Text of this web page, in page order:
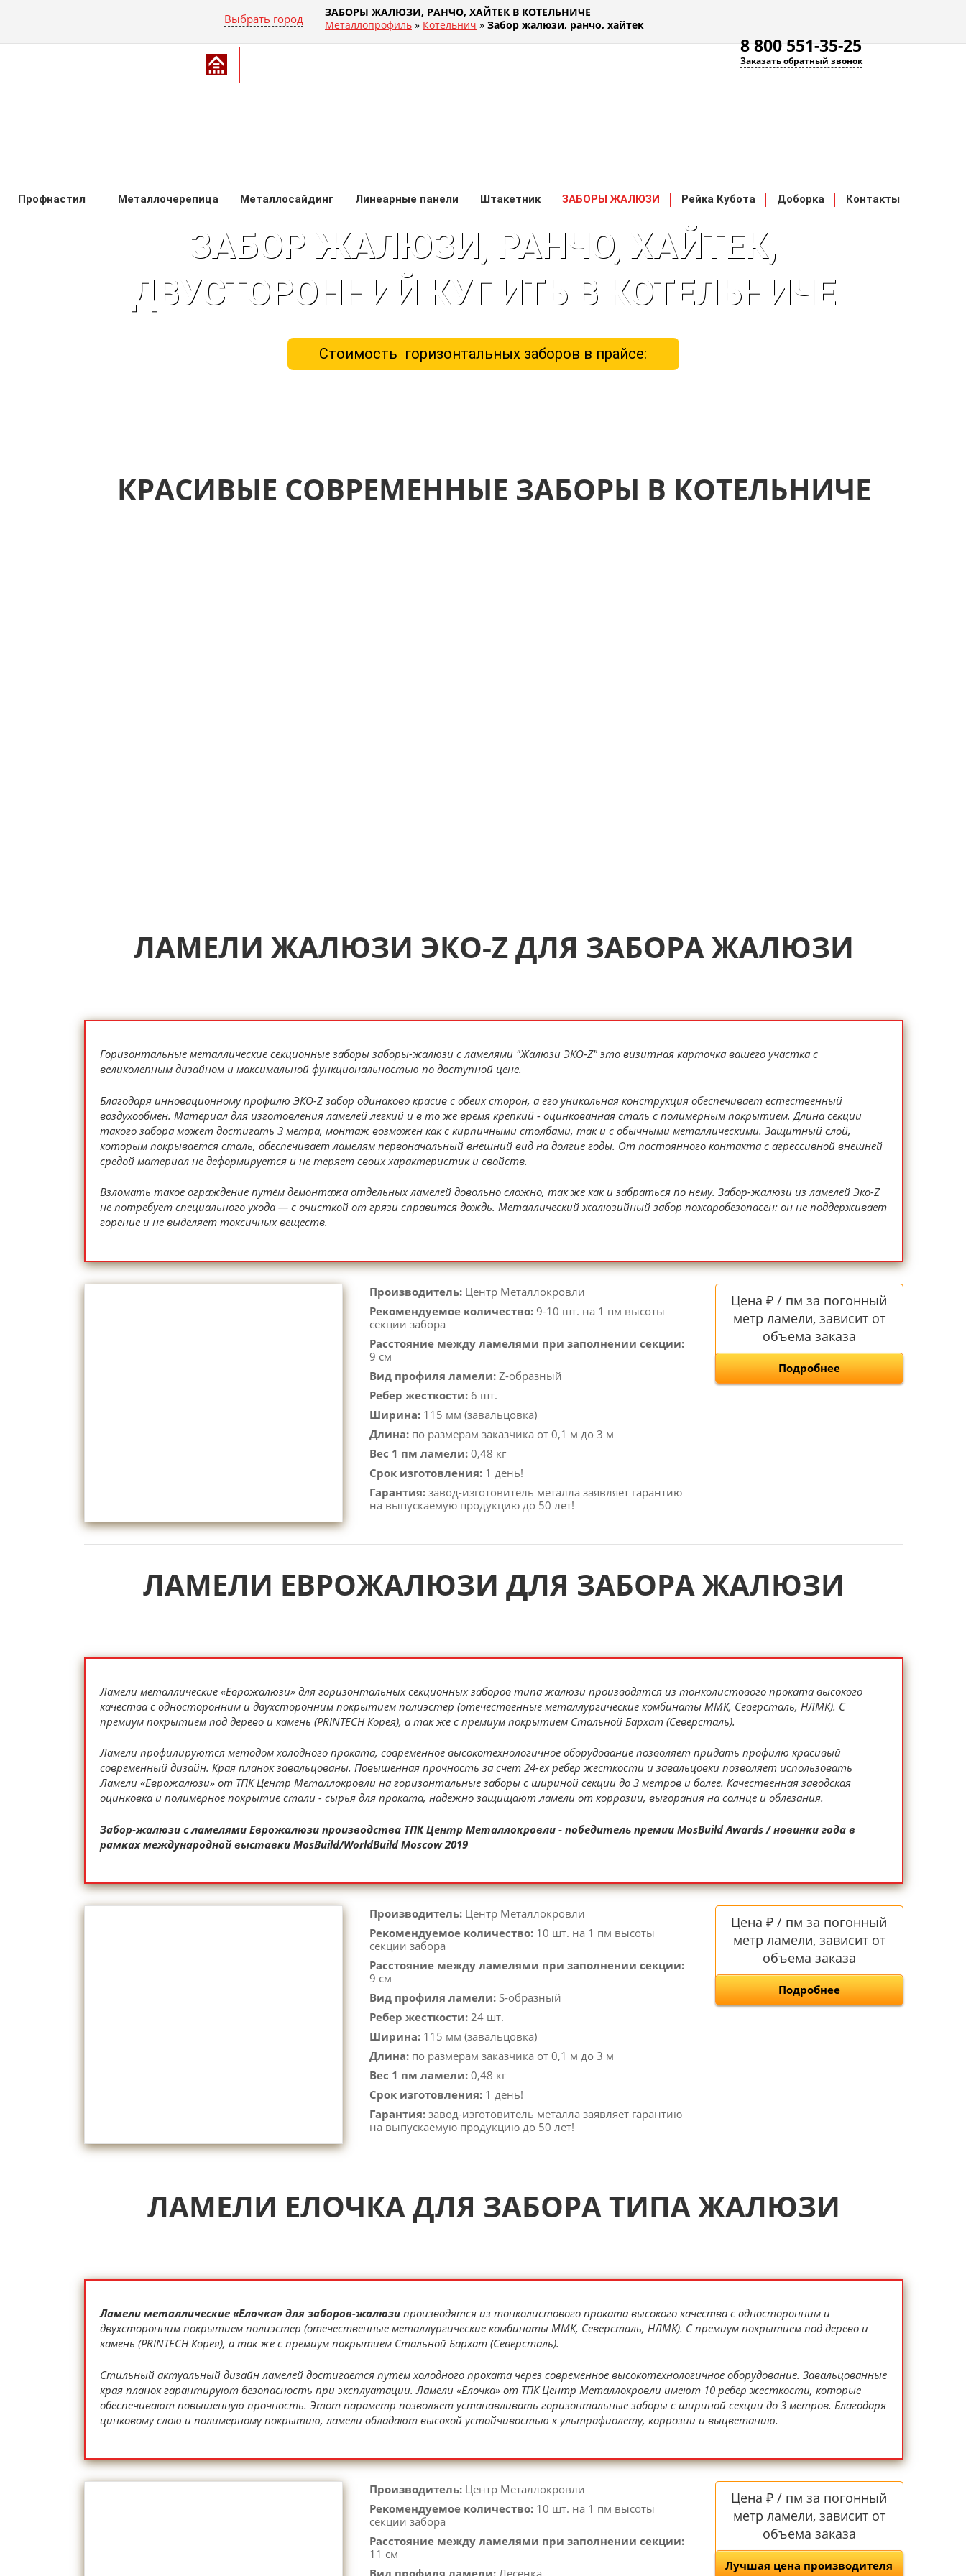
Выбрать город
ЗАБОРЫ ЖАЛЮЗИ, РАНЧО, ХАЙТЕК В КОТЕЛЬНИЧЕ
Металлопрофиль » Котельнич » Забор жалюзи, ранчо, хайтек
8 800 551-35-25
Заказать обратный звонок
Профнастил Металлочерепица Металлосайдинг Линеарные панели Штакетник ЗАБОРЫ ЖАЛЮЗИ Рейка Кубота Доборка Контакты
ЗАБОР ЖАЛЮЗИ, РАНЧО, ХАЙТЕК,
ДВУСТОРОННИЙ КУПИТЬ В КОТЕЛЬНИЧЕ
Стоимость горизонтальных заборов в прайсе:
КРАСИВЫЕ СОВРЕМЕННЫЕ ЗАБОРЫ В КОТЕЛЬНИЧЕ
ЛАМЕЛИ ЖАЛЮЗИ ЭКО-Z ДЛЯ ЗАБОРА ЖАЛЮЗИ
Горизонтальные металлические секционные заборы заборы-жалюзи с ламелями "Жалюзи ЭКО-Z" это визитная карточка вашего участка с
великолепным дизайном и максимальной функциональностью по доступной цене.
Благодаря инновационному профилю ЭКО-Z забор одинаково красив с обеих сторон, а его уникальная конструкция обеспечивает естественный
воздухообмен. Материал для изготовления ламелей лёгкий и в то же время крепкий - оцинкованная сталь с полимерным покрытием. Длина секции
такого забора может достигать 3 метра, монтаж возможен как с кирпичными столбами, так и с обычными металлическими. Защитный слой,
которым покрывается сталь, обеспечивает ламелям первоначальный внешний вид на долгие годы. От постоянного контакта с агрессивной внешней
средой материал не деформируется и не теряет своих характеристик и свойств.
Взломать такое ограждение путём демонтажа отдельных ламелей довольно сложно, так же как и забраться по нему. Забор-жалюзи из ламелей Эко-Z
не потребует специального ухода — с очисткой от грязи справится дождь. Металлический жалюзийный забор пожаробезопасен: он не поддерживает
горение и не выделяет токсичных веществ.
Производитель: Центр Металлокровли
Рекомендуемое количество: 9-10 шт. на 1 пм высоты
секции забора
Расстояние между ламелями при заполнении секции:
9 см
Вид профиля ламели: Z-образный
Ребер жесткости: 6 шт.
Ширина: 115 мм (завальцовка)
Длина: по размерам заказчика от 0,1 м до 3 м
Вес 1 пм ламели: 0,48 кг
Срок изготовления: 1 день!
Гарантия: завод-изготовитель металла заявляет гарантию
на выпускаемую продукцию до 50 лет!
Цена ₽ / пм за погонный
метр ламели, зависит от
объема заказа
Подробнее
ЛАМЕЛИ ЕВРОЖАЛЮЗИ ДЛЯ ЗАБОРА ЖАЛЮЗИ
Ламели металлические «Еврожалюзи» для горизонтальных секционных заборов типа жалюзи производятся из тонколистового проката высокого
качества с односторонним и двухсторонним покрытием полиэстер (отечественные металлургические комбинаты ММК, Северсталь, НЛМК). С
премиум покрытием под дерево и камень (PRINTECH Корея), а так же с премиум покрытием Стальной Бархат (Северсталь).
Ламели профилируются методом холодного проката, современное высокотехнологичное оборудование позволяет придать профилю красивый
современный дизайн. Края планок завальцованы. Повышенная прочность за счет 24-ех ребер жесткости и завальцовки позволяет использовать
Ламели «Еврожалюзи» от ТПК Центр Металлокровли на горизонтальные заборы с шириной секции до 3 метров и более. Качественная заводская
оцинковка и полимерное покрытие стали - сырья для проката, надежно защищают ламели от коррозии, выгорания на солнце и облезания.
Забор-жалюзи с ламелями Еврожалюзи производства ТПК Центр Металлокровли - победитель премии MosBuild Awards / новинки года в
рамках международной выставки MosBuild/WorldBuild Moscow 2019
Производитель: Центр Металлокровли
Рекомендуемое количество: 10 шт. на 1 пм высоты
секции забора
Расстояние между ламелями при заполнении секции:
9 см
Вид профиля ламели: S-образный
Ребер жесткости: 24 шт.
Ширина: 115 мм (завальцовка)
Длина: по размерам заказчика от 0,1 м до 3 м
Вес 1 пм ламели: 0,48 кг
Срок изготовления: 1 день!
Гарантия: завод-изготовитель металла заявляет гарантию
на выпускаемую продукцию до 50 лет!
Цена ₽ / пм за погонный
метр ламели, зависит от
объема заказа
Подробнее
ЛАМЕЛИ ЕЛОЧКА ДЛЯ ЗАБОРА ТИПА ЖАЛЮЗИ
Ламели металлические «Елочка» для заборов-жалюзи производятся из тонколистового проката высокого качества с односторонним и
двухсторонним покрытием полиэстер (отечественные металлургические комбинаты ММК, Северсталь, НЛМК). С премиум покрытием под дерево и
камень (PRINTECH Корея), а так же с премиум покрытием Стальной Бархат (Северсталь).
Стильный актуальный дизайн ламелей достигается путем холодного проката через современное высокотехнологичное оборудование. Завальцованные
края планок гарантируют безопасность при эксплуатации. Ламели «Елочка» от ТПК Центр Металлокровли имеют 10 ребер жесткости, которые
обеспечивают повышенную прочность. Этот параметр позволяет устанавливать горизонтальные заборы с шириной секции до 3 метров. Благодаря
цинковому слою и полимерному покрытию, ламели обладают высокой устойчивостью к ультрафиолету, коррозии и выцветанию.
Производитель: Центр Металлокровли
Рекомендуемое количество: 10 шт. на 1 пм высоты
секции забора
Расстояние между ламелями при заполнении секции:
11 см
Вид профиля ламели: Лесенка
Цена ₽ / пм за погонный
метр ламели, зависит от
объема заказа
Лучшая цена производителя